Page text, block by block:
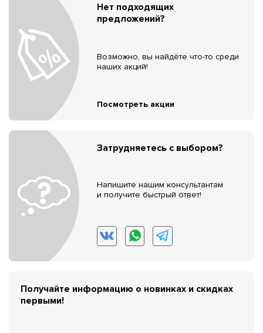
Нет подходящих
предложений?
Возможно, вы найдёте что-то среди
наших акций!
Посмотреть акции
Затрудняетесь с выбором?
Напишите нашим консультантам
и получите быстрый ответ!
Получайте информацию о новинках и скидках
первыми!